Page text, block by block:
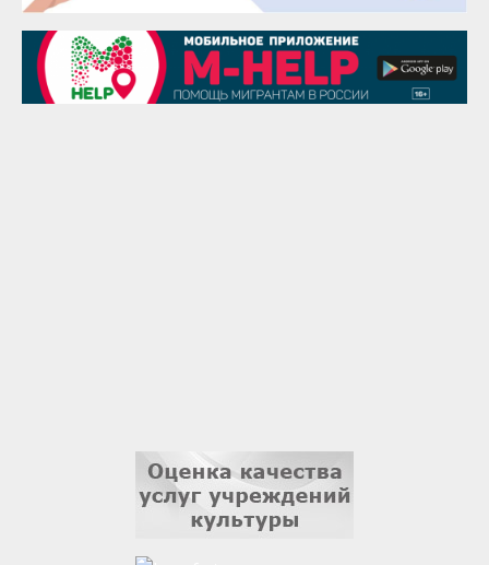
Чингиз Мустафаев
29 августа
Надежда Рослова